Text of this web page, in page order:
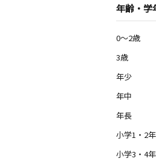
年齢・学
0～2歳
3歳
年少
年中
年長
小学1・2
小学3・4